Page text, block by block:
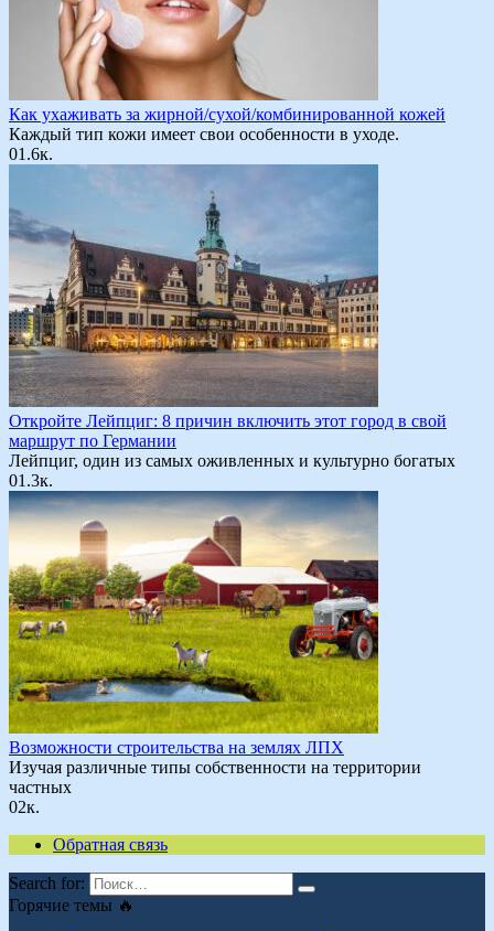
Как ухаживать за жирной/сухой/комбинированной кожей
Каждый тип кожи имеет свои особенности в уходе.
01.6к.
Откройте Лейпциг: 8 причин включить этот город в свой
маршрут по Германии
Лейпциг, один из самых оживленных и культурно богатых
01.3к.
Возможности строительства на землях ЛПХ
Изучая различные типы собственности на территории
частных
02к.
Обратная связь
Search for:
Горячие темы 🔥